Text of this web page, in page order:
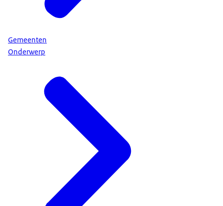
Gemeenten
Onderwerp